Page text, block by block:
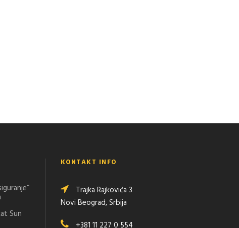
Sun
KONTAKT INFO
Trajka Rajkovića 3
Novi Beograd, Srbija